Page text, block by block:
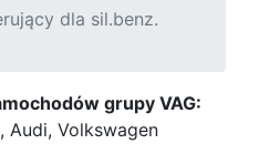
dla sil.benz.
grupy VAG:
Audi, Volkswagen